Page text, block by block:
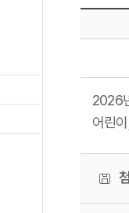
2026
어린